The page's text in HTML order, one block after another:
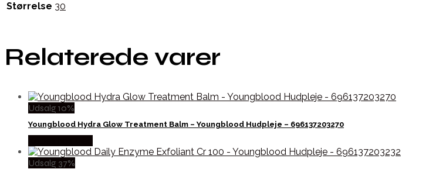
Størrelse 30
Relaterede varer
Udsalg 10%
Youngblood Hydra Glow Treatment Balm – Youngblood Hudpleje – 696137203270
Udsalg 37%